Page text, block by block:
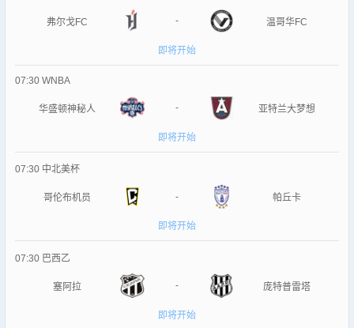
弗尔戈FC - 温哥华FC
即将开始
07:30 WNBA
华盛顿神秘人 - 亚特兰大梦想
即将开始
07:30 中北美杯
哥伦布机员 - 帕丘卡
即将开始
07:30 巴西乙
塞阿拉 - 庞特普雷塔
即将开始